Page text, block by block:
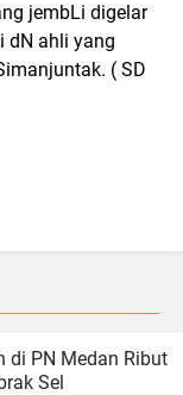
jembLi digelar
dN ahli yang
( SD
di PN Medan Ribut
Sel